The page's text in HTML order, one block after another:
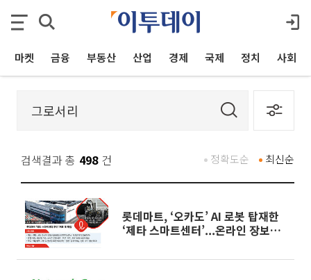
마켓 금융 부동산 산업 경제 국제 정치 사회
검색결과 총 498 건 최신순
정확도순
롯데마트, ‘오카도’ AI 로봇 탑재한
‘제타 스마트센터’...온라인 장보기